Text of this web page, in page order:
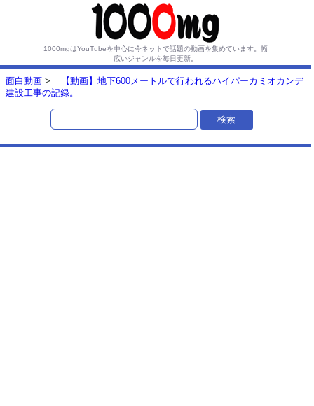
1000mgはYouTubeを中心に今ネットで話題の動画を集めています。 幅
広いジャンルを毎日更新。
面白動画 >
【動画】地下600メートルで行われるハイパーカミオカンデ
建設工事の記録。